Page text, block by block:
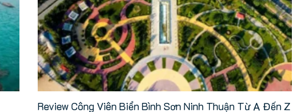
Review Công Viên Biển Bình Sơn Ninh Thuận Từ A Đến Z